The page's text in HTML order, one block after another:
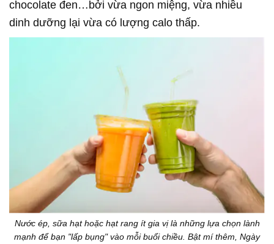
chocolate đen…bởi vừa ngon miệng, vừa nhiều
dinh dưỡng lại vừa có lượng calo thấp.
Nước ép, sữa hạt hoặc hạt rang ít gia vị là những lựa chọn lành
mạnh để bạn "lấp bụng" vào mỗi buổi chiều. Bật mí thêm, Ngày